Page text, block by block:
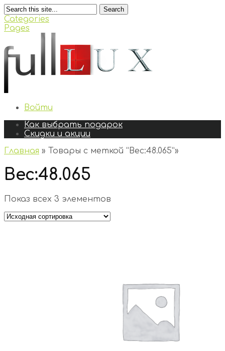
Search
Categories
Pages
Войти
Как выбрать подарок
Скидки и акции
Главная » Товары с меткой “Вес:48.065”»
Вес:48.065
Показ всех 3 элементов